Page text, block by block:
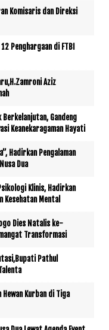
Komisaris dan Direksi
Penghargaan di FTBI
Aziz
Berkelanjutan, Gandeng
Keanekaragaman Hayati
Hadirkan Pengalaman
Dua
Klinis, Hadirkan
Kesehatan Mental
Dies Natalis ke-
Transformasi
Pathul
Hewan Kurban di Tiga